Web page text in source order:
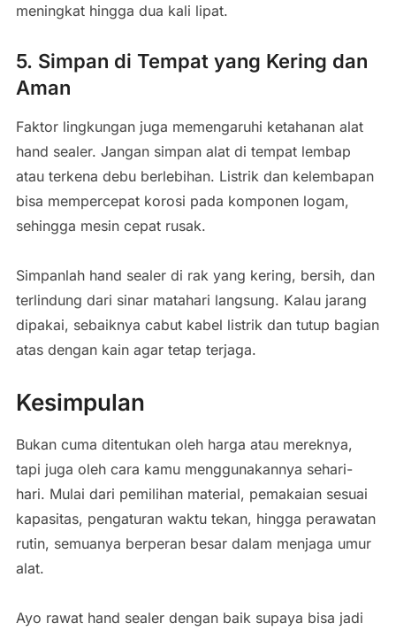
meningkat hingga dua kali lipat.
5. Simpan di Tempat yang Kering dan
Aman
Faktor lingkungan juga memengaruhi ketahanan alat
hand sealer. Jangan simpan alat di tempat lembap
atau terkena debu berlebihan. Listrik dan kelembapan
bisa mempercepat korosi pada komponen logam,
sehingga mesin cepat rusak.
Simpanlah hand sealer di rak yang kering, bersih, dan
terlindung dari sinar matahari langsung. Kalau jarang
dipakai, sebaiknya cabut kabel listrik dan tutup bagian
atas dengan kain agar tetap terjaga.
Kesimpulan
Bukan cuma ditentukan oleh harga atau mereknya,
tapi juga oleh cara kamu menggunakannya sehari-
hari. Mulai dari pemilihan material, pemakaian sesuai
kapasitas, pengaturan waktu tekan, hingga perawatan
rutin, semuanya berperan besar dalam menjaga umur
alat.
Ayo rawat hand sealer dengan baik supaya bisa jadi